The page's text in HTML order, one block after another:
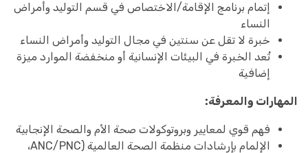
إتمام برنامج الإقامة/الاختصاص في قسم التوليد وأمراض
النساء
خبرة لا تقل عن سنتين في مجال التوليد وأمراض النساء
تُعد الخبرة في البيئات الإنسانية أو منخفضة الموارد ميزة
إضافية
المهارات والمعرفة:
فهم قوي لمعايير وبروتوكولات صحة الأم والصحة الإنجابية
الإلمام بإرشادات منظمة الصحة العالمية (ANC/PNC،